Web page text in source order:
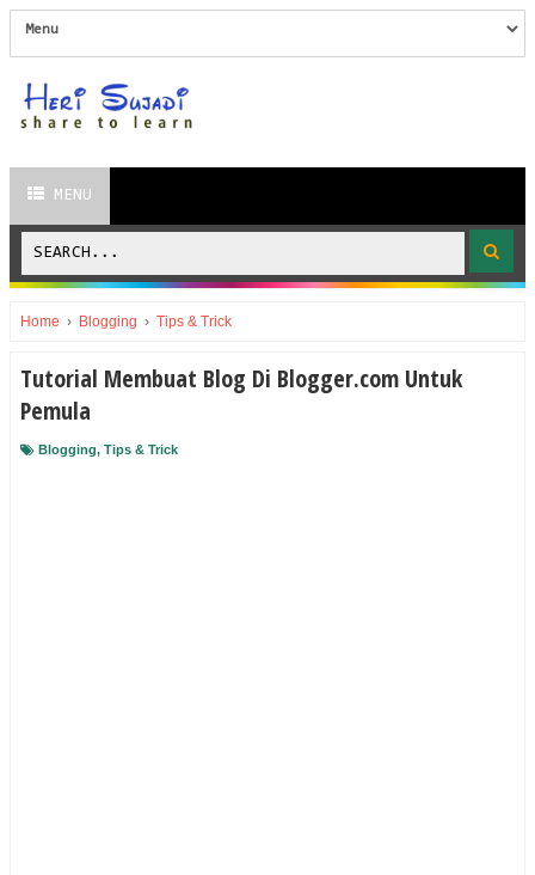
MENU
Home › Blogging › Tips & Trick
Tutorial Membuat Blog Di Blogger.com Untuk
Pemula
Blogging, Tips & Trick